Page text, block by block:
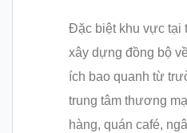
Đặc biệt khu vực tại
xây dựng đồng bộ
ích bao quanh từ
trung tâm thương
hàng, quán café,